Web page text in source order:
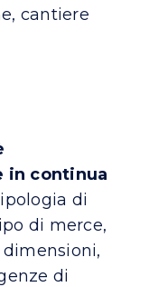
cantiere
in continua
di
di merce,
di